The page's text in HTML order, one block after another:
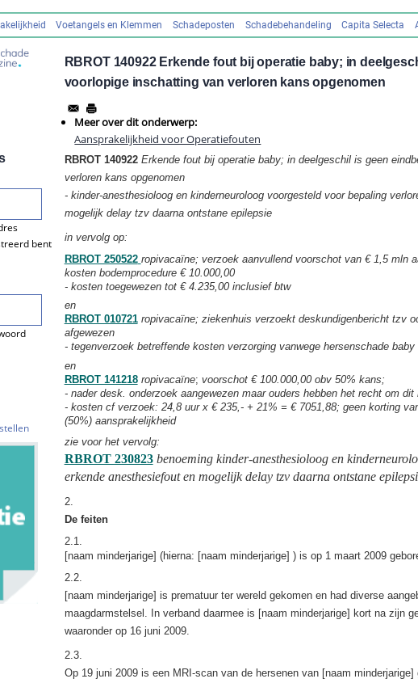
Voetangels en Klemmen Schadeposten Schadebehandeling Capita Selecta
RBROT 140922 Erkende fout bij operatie baby; in
voorlopige inschatting van verloren kans opgenomen
Meer over dit onderwerp:
Aansprakelijkheid voor Operatiefouten
RBROT 140922 Erkende fout bij operatie baby; in deelgeschil is geen
verloren kans opgenomen
- kinder-anesthesioloog en kinderneuroloog voorgesteld voor bepaling
mogelijk delay tzv daarna ontstane epilepsie
in vervolg op:
RBROT 250522 ropivacaïne; verzoek aanvullend voorschot van € 1,5 mln
kosten bodemprocedure € 10.000,00
- kosten toegewezen tot € 4.235,00 inclusief btw
en
RBROT 010721 ropivacaïne; ziekenhuis verzoekt deskundigenbericht tzv
afgewezen
- tegenverzoek betreffende kosten verzorging vanwege hersenschade baby
en
RBROT 141218 ropivacaïne; voorschot € 100.000,00 obv 50% kans;
- nader desk. onderzoek aangewezen maar ouders hebben het recht om
- kosten cf verzoek: 24,8 uur x € 235,- + 21% = € 7051,88; geen korting
(50%) aansprakelijkheid
zie voor het vervolg:
RBROT 230823 benoeming kinder-anesthesioloog en
erkende anesthesiefout en mogelijk delay tzv daarna ontstane
2.
De feiten
2.1.
[naam minderjarige] (hierna: [naam minderjarige] ) is op 1 maart 2009
2.2.
[naam minderjarige] is prematuur ter wereld gekomen en had diverse
maagdarmstelsel. In verband daarmee is [naam minderjarige] kort na zijn
waaronder op 16 juni 2009.
2.3.
Op 19 juni 2009 is een MRI-scan van de hersenen van [naam
bent